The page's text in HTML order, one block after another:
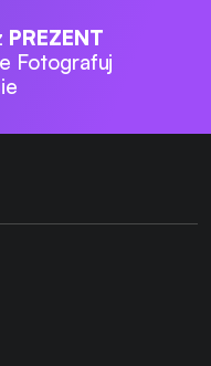
PREZENT
Fotografuj